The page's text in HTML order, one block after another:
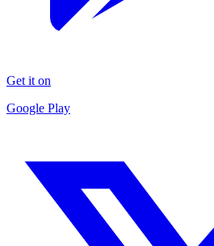
Get it on
Google Play